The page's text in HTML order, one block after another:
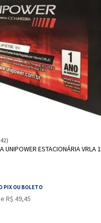
UNIPOWER ESTACIONÁRIA VRLA
PIX OU BOLETO
R$ 49,45